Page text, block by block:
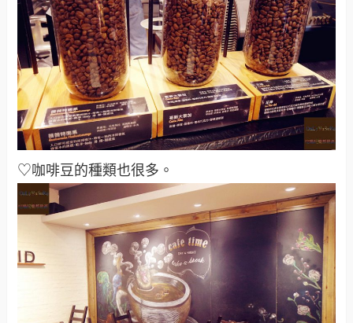
♡咖啡豆的種類也很多。